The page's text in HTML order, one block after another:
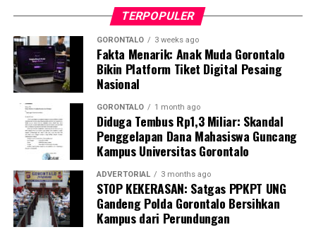
Selain skrining TBC, mahasiswa turut mendampingi
nakes Puskesmas Talaga Jaya dalam memberikan
pelayanan Cek Kesehatan Gratis (CKG), meliputi
pengukuran tekanan darah, cek kadar gula darah, dan
penapisan faktor risiko penyakit tidak menular (PTM)
sebagai upaya promotif-preventif.
Perwakilan DPL KKN-PK, Dr. dr. Vivien Novarina A.
Kasim, M.Kes., menegaskan bahwa keterlibatan
mahasiswa merupakan bentuk perwujudan Tri Dharma
Perguruan Tinggi dalam mengawal transformasi
layanan kesehatan primer.
TERPOPULER
GORONTALO 3 weeks ago
Fakta Menarik: Anak Muda Gorontalo
Bikin Platform Tiket Digital Pesaing
Nasional
GORONTALO 1 month ago
Diduga Tembus Rp1,3 Miliar: Skandal
Penggelapan Dana Mahasiswa Guncang
Kampus Universitas Gorontalo
ADVERTORIAL 3 months ago
STOP KEKERASAN: Satgas PPKPT UNG
Gandeng Polda Gorontalo Bersihkan
Kampus dari Perundungan